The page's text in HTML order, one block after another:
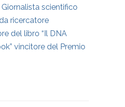
scientifico
ricercatore
del libro “Il DNA
vincitore del Premio